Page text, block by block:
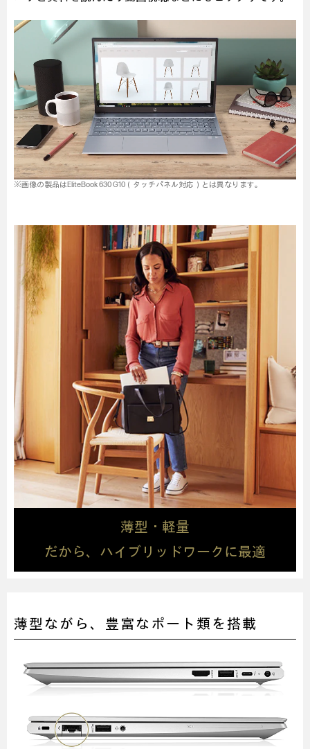
※画像の製品はEliteBook 630 G10（タッチパネル対応）とは異なります。
薄型・軽量
だから、ハイブリッドワークに最適
薄型ながら、豊富なポート類を搭載